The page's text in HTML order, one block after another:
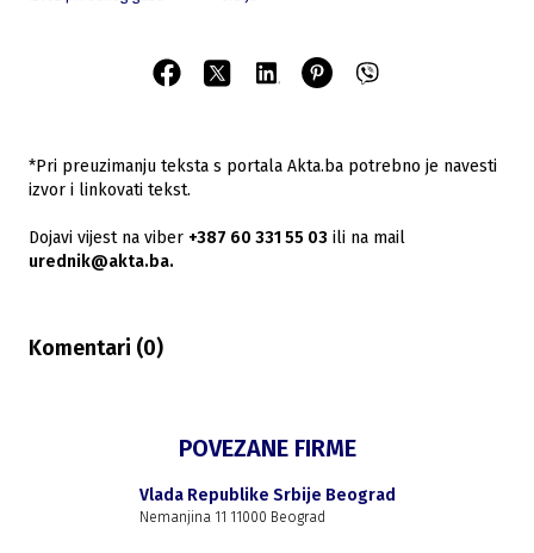
*Pri preuzimanju teksta s portala Akta.ba potrebno je navesti
izvor i linkovati tekst.
Dojavi vijest na viber +387 60 331 55 03 ili na mail
urednik@akta.ba.
Komentari (0)
POVEZANE FIRME
Vlada Republike Srbije Beograd
Nemanjina 11 11000 Beograd